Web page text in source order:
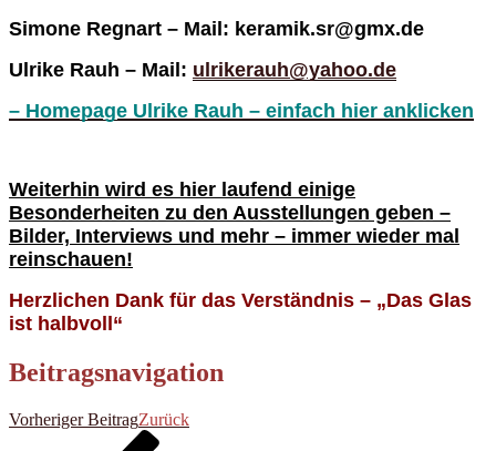
Simone Regnart – Mail: keramik.sr@gmx.de
Ulrike Rauh – Mail: ulrikerauh@yahoo.de
– Homepage Ulrike Rauh – einfach hier anklicken
Weiterhin wird es hier laufend einige
Besonderheiten zu den Ausstellungen geben –
Bilder, Interviews und mehr – immer wieder mal
reinschauen!
Herzlichen Dank für das Verständnis – „Das Glas
ist halbvoll“
Beitragsnavigation
Vorheriger BeitragZurück